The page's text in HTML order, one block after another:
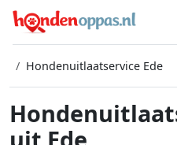
Hondenuitlaatservice Ede